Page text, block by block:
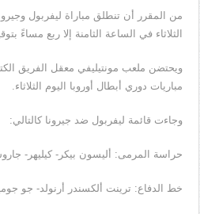
الثلاثاء في الساعة الثامنة إلا ربع مساءً
ويحتضن ملعب مونتيليفي معقل الفريق
مباريات دوري أبطال أوروبا اليوم الثلاثاء.
وجاءت قائمة ليفربول ضد جيرونا كالتالي:
حراسة المرمى: أليسون بيكر- كيليهر-
خط الدفاع: ترينت ألكسندر أرنولد- جو